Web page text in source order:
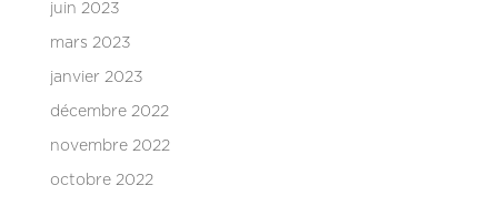
juin 2023
mars 2023
janvier 2023
décembre 2022
novembre 2022
octobre 2022